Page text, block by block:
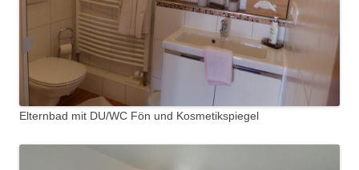
Elternbad mit DU/WC Fön und Kosmetikspiegel